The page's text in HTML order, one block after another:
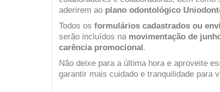
aderirem ao plano odontológico
Todos os formulários cadastrados ou
serão incluídos na movimentação de
carência promocional.
Não deixe para a última hora e aproveite
garantir mais cuidado e tranquilidade para